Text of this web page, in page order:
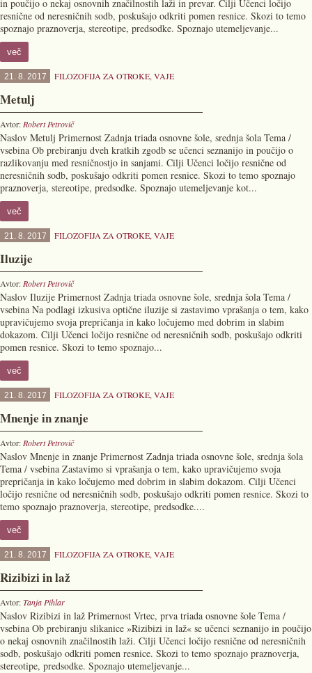
in poučijo o nekaj osnovnih značilnostih laži in prevar. Cilji Učenci ločijo
resnične od neresničnih sodb, poskušajo odkriti pomen resnice. Skozi to temo
spoznajo praznoverja, stereotipe, predsodke. Spoznajo utemeljevanje...
več
21. 8. 2017 FILOZOFIJA ZA OTROKE, VAJE
Metulj
Avtor: Robert Petrovič
Naslov Metulj Primernost Zadnja triada osnovne šole, srednja šola Tema /
vsebina Ob prebiranju dveh kratkih zgodb se učenci seznanijo in poučijo o
razlikovanju med resničnostjo in sanjami. Cilji Učenci ločijo resnične od
neresničnih sodb, poskušajo odkriti pomen resnice. Skozi to temo spoznajo
praznoverja, stereotipe, predsodke. Spoznajo utemeljevanje kot...
več
21. 8. 2017 FILOZOFIJA ZA OTROKE, VAJE
Iluzije
Avtor: Robert Petrovič
Naslov Iluzije Primernost Zadnja triada osnovne šole, srednja šola Tema /
vsebina Na podlagi izkusiva optične iluzije si zastavimo vprašanja o tem, kako
upravičujemo svoja prepričanja in kako ločujemo med dobrim in slabim
dokazom. Cilji Učenci ločijo resnične od neresničnih sodb, poskušajo odkriti
pomen resnice. Skozi to temo spoznajo...
več
21. 8. 2017 FILOZOFIJA ZA OTROKE, VAJE
Mnenje in znanje
Avtor: Robert Petrovič
Naslov Mnenje in znanje Primernost Zadnja triada osnovne šole, srednja šola
Tema / vsebina Zastavimo si vprašanja o tem, kako upravičujemo svoja
prepričanja in kako ločujemo med dobrim in slabim dokazom. Cilji Učenci
ločijo resnične od neresničnih sodb, poskušajo odkriti pomen resnice. Skozi to
temo spoznajo praznoverja, stereotipe, predsodke....
več
21. 8. 2017 FILOZOFIJA ZA OTROKE, VAJE
Rizibizi in laž
Avtor:Tanja Pihlar
Naslov Rizibizi in laž Primernost Vrtec, prva triada osnovne šole Tema /
vsebina Ob prebiranju slikanice »Rizibizi in laž« se učenci seznanijo in poučijo
o nekaj osnovnih značilnostih laži. Cilji Učenci ločijo resnične od neresničnih
sodb, poskušajo odkriti pomen resnice. Skozi to temo spoznajo praznoverja,
stereotipe, predsodke. Spoznajo utemeljevanje...